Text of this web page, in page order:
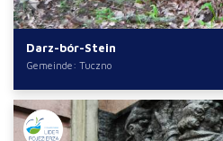
Darz-bór-Stein
Gemeinde: Tuczno